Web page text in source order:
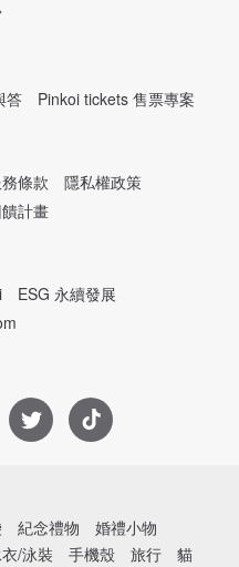
答 Pinkoi tickets 售票專案
條款
隱私權政策
計畫
ESG 永續發展
紀念禮物
婚禮小物
/泳裝 手機殼 旅行 貓